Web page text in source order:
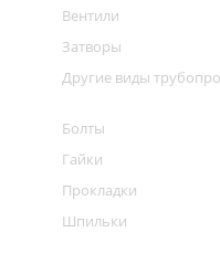
Вентили
Затворы
Другие виды
Болты
Гайки
Прокладки
Шпильки